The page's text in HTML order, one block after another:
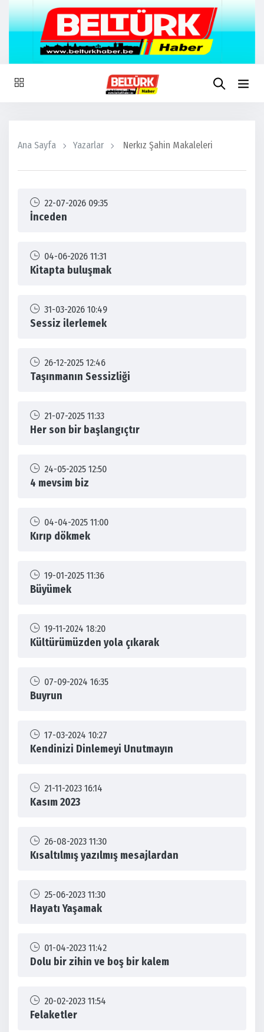
Ana Sayfa Yazarlar Nerkız Şahin Makaleleri
22-07-2026 09:35
İnceden
04-06-2026 11:31
Kitapta buluşmak
31-03-2026 10:49
Sessiz ilerlemek
26-12-2025 12:46
Taşınmanın Sessizliği
21-07-2025 11:33
Her son bir başlangıçtır
24-05-2025 12:50
4 mevsim biz
04-04-2025 11:00
Kırıp dökmek
19-01-2025 11:36
Büyümek
19-11-2024 18:20
Kültürümüzden yola çıkarak
07-09-2024 16:35
Buyrun
17-03-2024 10:27
Kendinizi Dinlemeyi Unutmayın
21-11-2023 16:14
Kasım 2023
26-08-2023 11:30
Kısaltılmış yazılmış mesajlardan
25-06-2023 11:30
Hayatı Yaşamak
01-04-2023 11:42
Dolu bir zihin ve boş bir kalem
20-02-2023 11:54
Felaketler